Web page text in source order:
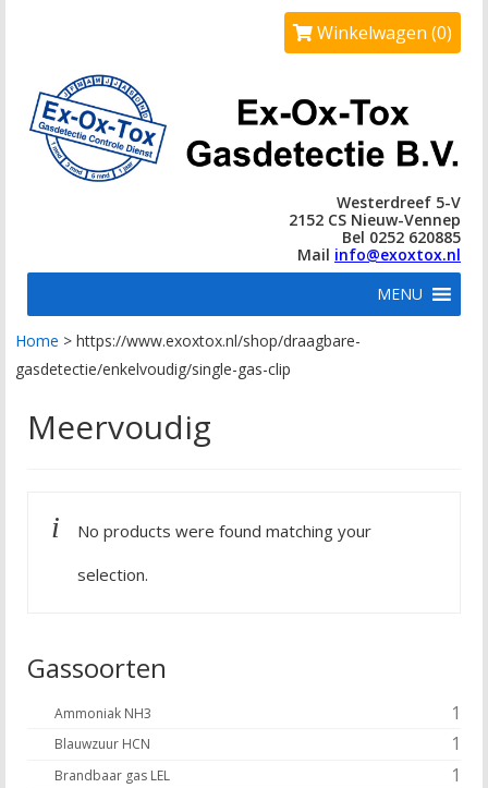
Winkelwagen (0)
Westerdreef 5-V
2152 CS Nieuw-Vennep
Bel 0252 620885
Mail info@exoxtox.nl
MENU
Home > https://www.exoxtox.nl/shop/draagbare-
gasdetectie/enkelvoudig/single-gas-clip
Meervoudig
No products were found matching your
selection.
Gassoorten
Ammoniak NH3 1
Blauwzuur HCN 1
Brandbaar gas LEL 1